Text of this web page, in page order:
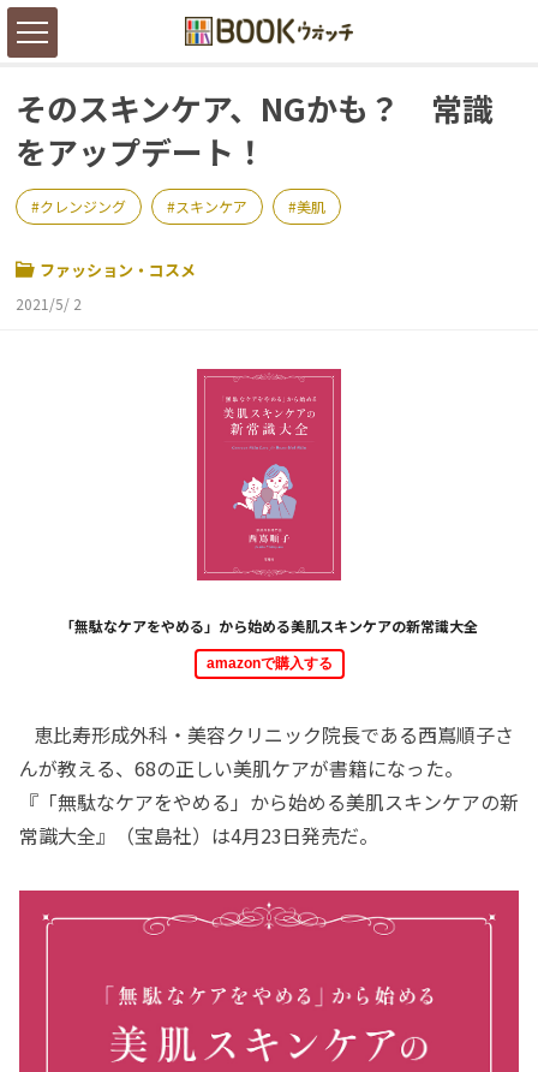
そのスキンケア、NGかも？ 常識
をアップデート！
クレンジング スキンケア 美肌
ファッション・コスメ
2021/5/ 2
「無駄なケアをやめる」から始める美肌スキンケアの新常識大全
amazonで購入する
恵比寿形成外科・美容クリニック院長である西嶌順子さ
んが教える、68の正しい美肌ケアが書籍になった。
『「無駄なケアをやめる」から始める美肌スキンケアの新
常識大全』（宝島社）は4月23日発売だ。